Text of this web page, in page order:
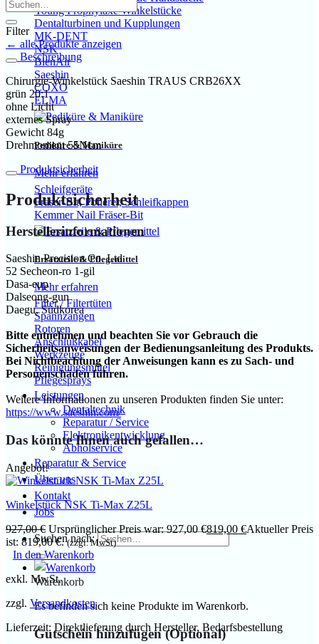
Young Prophylaxe Winkelstücke
Dentalturbinen und Kupplungen
MK-DENT
NSK
BienAir
Saeshin
COXO
ELMA
Pediküre & Maniküre
Mehr erfahren
Schleifgeräte
Fräser-Bit, Polierer, Schleifkappen
Kemmer Nail Fräser-Bit
Ersatzteile & Pflegemittel
Mehr erfahren
Filter / Filtertüten
Spannzangen
Rotoren
Anschlußkabel
Werkzeuge
Reinigungsmittel
Pflegesprays
Leistungen
Dentaltechnik
Reparatur / Service
Elektronikentwicklung
Abholservice
Reparatur & Service
Über uns
Kontakt
Jobs
Suchen nach:
Warenkorb
Es befinden sich keine Produkte im Warenkorb.
Gutschein hinzufügen(Optional)
Filter
← alle Produkte anzeigen
Beschreibung
Chirurgie-Winkelstück Saeshin TRAUS CRB26XX
grün 20:1
ohne Licht
externes Spray
Gewicht 84g
Drehmoment 55Ncm
Produktsicherheit
Produktsicherheit
Herstellerinformationen
Saeshin Precision Co. Ltd
52 Secheon-ro 1-gil
Dasa-eup
Dalseong-gun
Daegu, Südkorea
Bitte entnehmen und beachten Sie vor Gebrauch die
Sicherheitsanweisungen der Bedienungsanleitung des Produkts.
Bei Nichtbeachtung der Anweisungen kann es zu Sach- und
Personenschäden führen.
Weitere Informationen zu unseren Produkten finden Sie unter:
https://www.saeshin.com/
Das könnte Ihnen auch gefallen…
Angebot!
Winkelstück NSK Ti-Max Z25L
927,00€ Ursprünglicher Preis war: 927,00 €819,00 €Aktueller Preis
ist: 819,00 €. (zzgl. MwSt)
In den Warenkorb
exkl. MwSt.
zzgl. Versandkosten
Lieferzeit: Direktlieferung durch Hersteller, Bedarfsbestellung